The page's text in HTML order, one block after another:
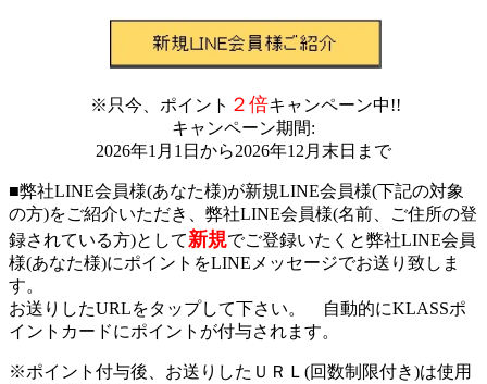
※只今、ポイント ２倍キャンペーン中!!
キャンペーン期間:
2026年1月1日から2026年12月末日まで
■弊社LINE会員様(あなた様)が新規LINE会員様(下記の対象
の方)をご紹介いただき、弊社LINE会員様(名前、ご住所の登
録されている方)として新規でご登録いたくと弊社LINE会員
様(あなた様)にポイントをLINEメッセージでお送り致しま
す。
お送りしたURLをタップして下さい。 自動的にKLASSポ
イントカードにポイントが付与されます。
※ポイント付与後、お送りしたＵＲＬ(回数制限付き)は使用